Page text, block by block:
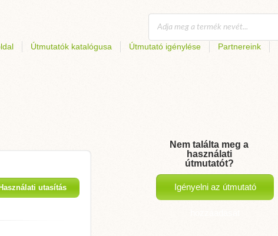
Útmutatók katalógusa Útmutató igénylése Partnereink
Használati utasítás
Nem találta meg a
használati
útmutatót?
Igényelni az útmutató